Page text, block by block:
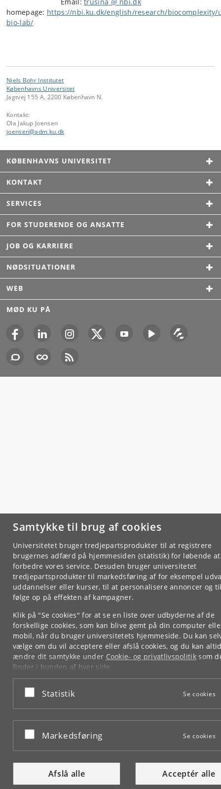
Samtykke til brug af cookies
Universitetet bruger tredjepartsprodukter til at registrere
brugernes adfærd på hjemmesiden (statistik) for løbende at
forbedre vores service. Desuden bruger universitetet
tredjepartsprodukter til markedsføring af for eksempel
uddannelser eller kurser, til at personalisere annoncer og
følge op på effekten af kampagner.
Klik på "Se cookies" for at se en liste over udbyderne af de
forskellige cookies, som kan blive gemt på din computer
mobil, når du bruger universitetets hjemmeside. Du kan
vælge om du vil acceptere eller afslå cookies, og du kan
ændre dit samtykke under Cookie- og privatlivspolitiksom
finder i bunden af hver side.
Acceptér eller afslå
Statistik Se cookies
Acceptér eller afslå
Markedsføring Se cookies
Afslå alle Acceptér alle
Email:trusina @ nbi.dk
homepage: https://nbi.ku.dk/english/research/biocomplexity/
bio-lab/
Niels Bohr Institutet
Københavns Universitet
Jagtvej 155 A, 2200 København N.
Kontakt:
Ola Jakup Joensen
joensen@adm.ku.dk
KØBENHAVNS UNIVERSITET
KONTAKT
SERVICES
FOR STUDERENDE OG ANSATTE
JOB OG KARRIERE
NØDSITUATIONER
WEB
MØD KU PÅ